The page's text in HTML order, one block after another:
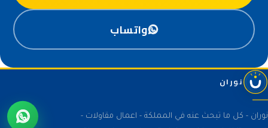
واتساب
نوران
نوران - كل ما تبحث عنه في المملكة - اعمال مقاولات -